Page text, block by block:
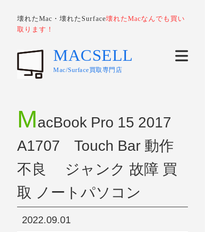
壊れたMac・壊れたSurface壊れたMacなんでも買い
取ります！
MACSELL
Mac/Surface買取専門店
MacBook Pro 15 2017
A1707 Touch Bar 動作
不良 ジャンク 故障 買
取 ノートパソコン
2022.09.01